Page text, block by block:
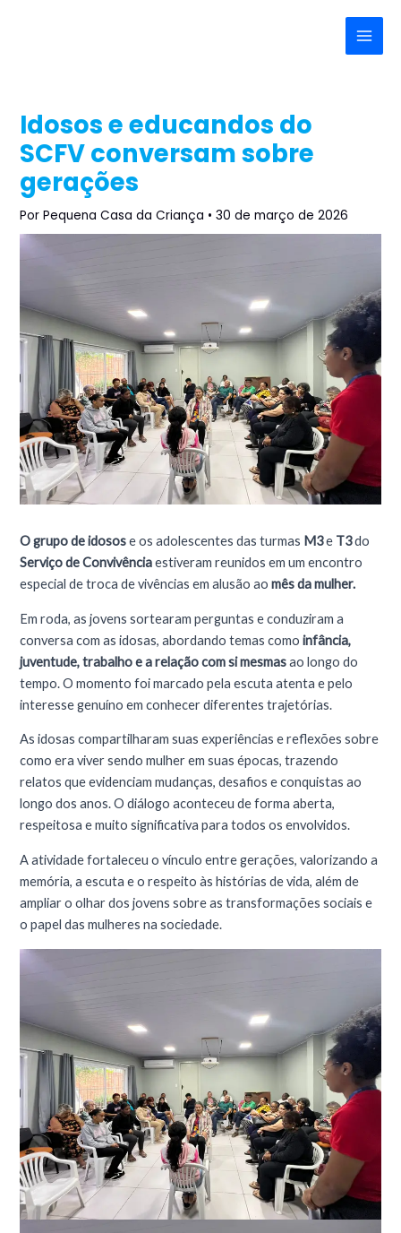
Main
Menu
Idosos e educandos do
SCFV conversam sobre
gerações
PorPequena Casa da Criança •30 de março de 2026
O grupo de idosose os adolescentes das turmas M3e T3do
Serviço de Convivênciaestiveram reunidos em um encontro
especial de troca de vivências em alusão ao mês da mulher.
Em roda, as jovens sortearam perguntas e conduziram a
conversa com as idosas, abordando temas comoinfância,
juventude, trabalho e a relação com si mesmasao longo do
tempo. O momento foi marcado pela escuta atenta e pelo
interesse genuíno em conhecer diferentes trajetórias.
As idosas compartilharam suas experiências e reflexões sobre
como era viver sendo mulher em suas épocas, trazendo
relatos que evidenciam mudanças, desafios e conquistas ao
longo dos anos. O diálogo aconteceu de forma aberta,
respeitosa e muito significativa para todos os envolvidos.
A atividade fortaleceu o vínculo entre gerações, valorizando a
memória, a escuta e o respeito às histórias de vida, além de
ampliar o olhar dos jovens sobre as transformações sociais e
o papel das mulheres na sociedade.